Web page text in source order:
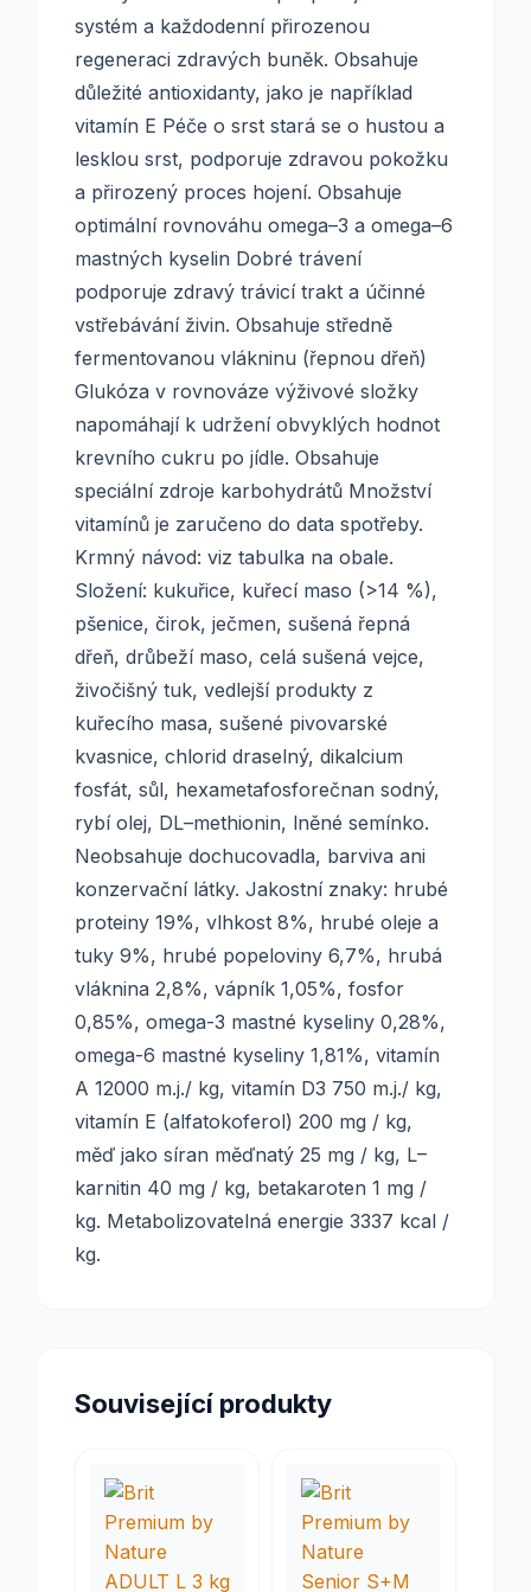
systém a každodenní přirozenou
regeneraci zdravých buněk. Obsahuje
důležité antioxidanty, jako je například
vitamín E Péče o srst stará se o hustou a
lesklou srst, podporuje zdravou pokožku
a přirozený proces hojení. Obsahuje
optimální rovnováhu omega–3 a omega–6
mastných kyselin Dobré trávení
podporuje zdravý trávicí trakt a účinné
vstřebávání živin. Obsahuje středně
fermentovanou vlákninu (řepnou dřeň)
Glukóza v rovnováze výživové složky
napomáhají k udržení obvyklých hodnot
krevního cukru po jídle. Obsahuje
speciální zdroje karbohydrátů Množství
vitamínů je zaručeno do data spotřeby.
Krmný návod: viz tabulka na obale.
Složení: kukuřice, kuřecí maso (>14 %),
pšenice, čirok, ječmen, sušená řepná
dřeň, drůbeží maso, celá sušená vejce,
živočišný tuk, vedlejší produkty z
kuřecího masa, sušené pivovarské
kvasnice, chlorid draselný, dikalcium
fosfát, sůl, hexametafosforečnan sodný,
rybí olej, DL–methionin, lněné semínko.
Neobsahuje dochucovadla, barviva ani
konzervační látky. Jakostní znaky: hrubé
proteiny 19%, vlhkost 8%, hrubé oleje a
tuky 9%, hrubé popeloviny 6,7%, hrubá
vláknina 2,8%, vápník 1,05%, fosfor
0,85%, omega-3 mastné kyseliny 0,28%,
omega-6 mastné kyseliny 1,81%, vitamín
A 12000 m.j./ kg, vitamín D3 750 m.j./ kg,
vitamín E (alfatokoferol) 200 mg / kg,
měď jako síran měďnatý 25 mg / kg, L–
karnitin 40 mg / kg, betakaroten 1 mg /
kg. Metabolizovatelná energie 3337 kcal /
kg.
Související produkty